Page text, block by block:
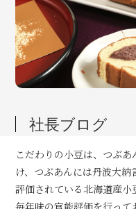
社長ブログ
こだわりの小豆は、つぶ
け、つぶあんには丹波大
評価されている北海道産
毎年味の官能評価を行っ